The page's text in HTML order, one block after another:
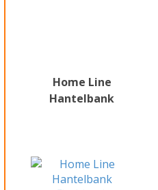
Home Line
Hantelbank